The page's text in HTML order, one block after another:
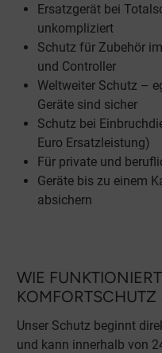
Ersatzgerät bei
unkompliziert
Schutz für Zubehör
und Controller
Weltweiter Schutz –
Geräte sind sicher
Schutz bei
Euro Ersatzleistung)
Für private und
Geräte bis zu einem
absichern
WIE
Unser Schutz beginnt
und kann innerhalb von